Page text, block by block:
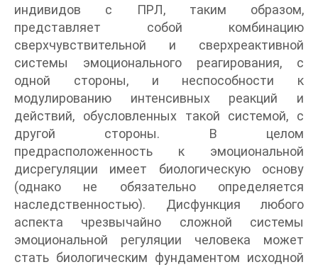
индивидов с ПРЛ, таким образом,
представляет собой комбинацию
сверхчувствительной и сверхреактивной
системы эмоционального реагирования, с
одной стороны, и неспособности к
модулированию интенсивных реакций и
действий, обусловленных такой системой, с
другой стороны. В целом
предрасположенность к эмоциональной
дисрегуляции имеет биологическую основу
(однако не обязательно определяется
наследственностью). Дисфункция любого
аспекта чрезвычайно сложной системы
эмоциональной регуляции человека может
стать биологическим фундаментом исходной